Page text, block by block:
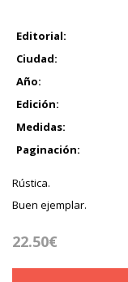
Editorial:
Ciudad:
Año:
Edición:
Medidas:
Paginación:
Rústica.
Buen ejemplar.
22.50€